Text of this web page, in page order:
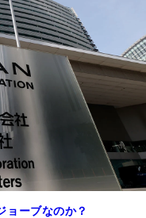
ョーブなのか？